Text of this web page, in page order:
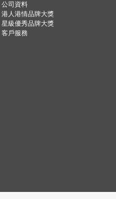
公司資料
港人港情品牌大獎
星級優秀品牌大獎
客戶服務